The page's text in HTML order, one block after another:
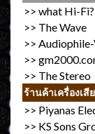
>> what Hi-
>> The Wave
>>
>>
>> The Stereo
ร้านค้าเครื่องเสี
>> Piyanas
>> KS Sons